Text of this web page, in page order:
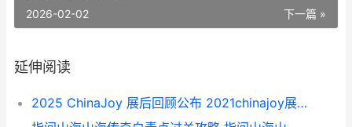
下一篇 »
2026-02-02
延伸阅读
2025 ChinaJoy 展后回顾公布 2021chinajoy展会位置